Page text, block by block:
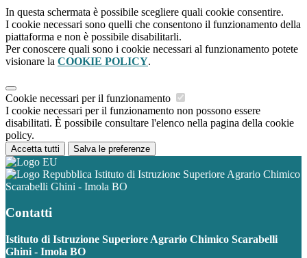
In questa schermata è possibile scegliere quali cookie consentire.
I cookie necessari sono quelli che consentono il funzionamento della
piattaforma e non è possibile disabilitarli.
Per conoscere quali sono i cookie necessari al funzionamento potete
visionare la COOKIE POLICY.
Cookie necessari per il funzionamento
I cookie necessari per il funzionamento non possono essere
disabilitati. È possibile consultare l'elenco nella pagina della cookie
policy.
Accetta tutti Salva le preferenze
Istituto di Istruzione Superiore Agrario Chimico
Scarabelli Ghini - Imola BO
Contatti
Istituto di Istruzione Superiore Agrario Chimico Scarabelli
Ghini - Imola BO